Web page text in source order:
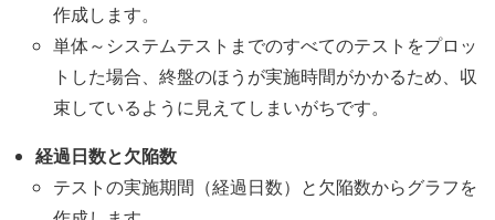
作成します。
単体～システムテストまでのすべてのテストをプロッ
トした場合、終盤のほうが実施時間がかかるため、収
束しているように見えてしまいがちです。
経過日数と欠陥数
テストの実施期間（経過日数）と欠陥数からグラフを